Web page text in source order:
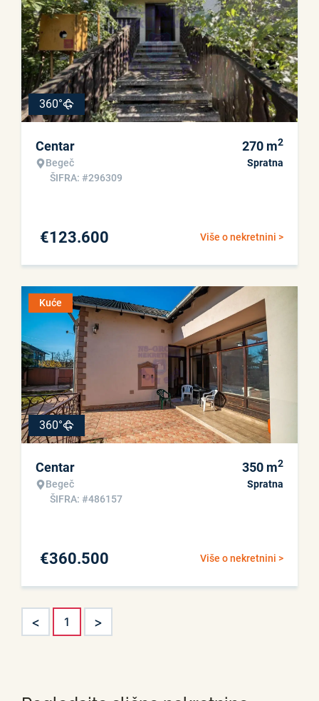
360°
Centar
Begeč
ŠIFRA: #296309
270 m2
Spratna
Više o nekretnini >
€123.600
Kuće
360°
Centar
Begeč
ŠIFRA: #486157
350 m2
Spratna
Više o nekretnini >
€360.500
< 1 >